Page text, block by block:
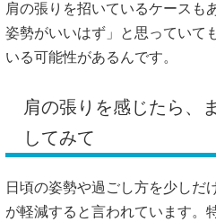
肩の張りを招いているケースも
姿勢がいいはず」と思っていて
いる可能性があるんです。
肩の張りを感じたら、
してみて
日頃の姿勢や過ごし方を少しだ
が軽減すると言われています。